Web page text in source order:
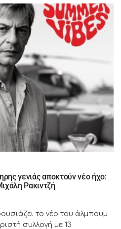
γενιάς αποκτούν νέο ήχο:
Ρακιντζή
το νέο του άλμπουμ
συλλογή με 13